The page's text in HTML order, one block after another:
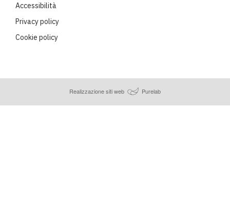
Accessibilità
Privacy policy
Cookie policy
Realizzazione siti web Purelab